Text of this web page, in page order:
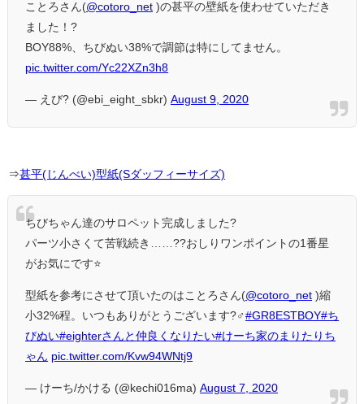
ことろさん(@cotoro_net )の甚平の壁紙を使わせていただき
ました！?
BOY88%、ちびぬい38%で調節は特にしてません。
pic.twitter.com/Yc22XZn3h8
— えび? (@ebi_eight_sbkr) August 9, 2020
⇒甚平(じんべい)型紙(Sダッフィーサイズ)
ちびちゃん達のサロペット完成しました?
パーツ小さくて苦戦続き……??おしりワンポイントの1番星
がお気にです⭐️
型紙を参考にさせて頂いたのはことろさん(@cotoro_net )縮
小32%程。いつもありがとうございます?‍♂️#GR8ESTBOY#ち
びぬい#eighterさんと仲良くなりたい#けーち家のまりたりち
ゃん pic.twitter.com/Kvw94WNtj9
— けーち/かける (@kechi016ma) August 7, 2020